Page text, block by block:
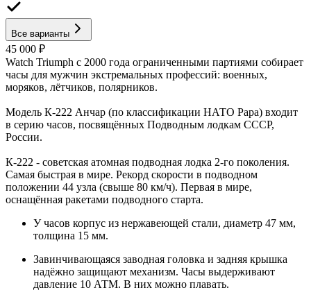
Все варианты
45 000 ₽
Watch Triumph с 2000 года ограниченными партиями собирает
часы для мужчин экстремальных профессий: военных,
моряков, лётчиков, полярников.
Модель К-222 Анчар (по классификации НАТО Papa) входит
в серию часов, посвящённых Подводным лодкам СССР,
России.
К-222 - советская атомная подводная лодка 2-го поколения.
Самая быстрая в мире. Рекорд скорости в подводном
положении 44 узла (свыше 80 км/ч). Первая в мире,
оснащённая ракетами подводного старта.
У часов корпус из нержавеющей стали, диаметр 47 мм,
толщина 15 мм.
Завинчивающаяся заводная головка и задняя крышка
надёжно защищают механизм. Часы выдерживают
давление 10 АТМ. В них можно плавать.